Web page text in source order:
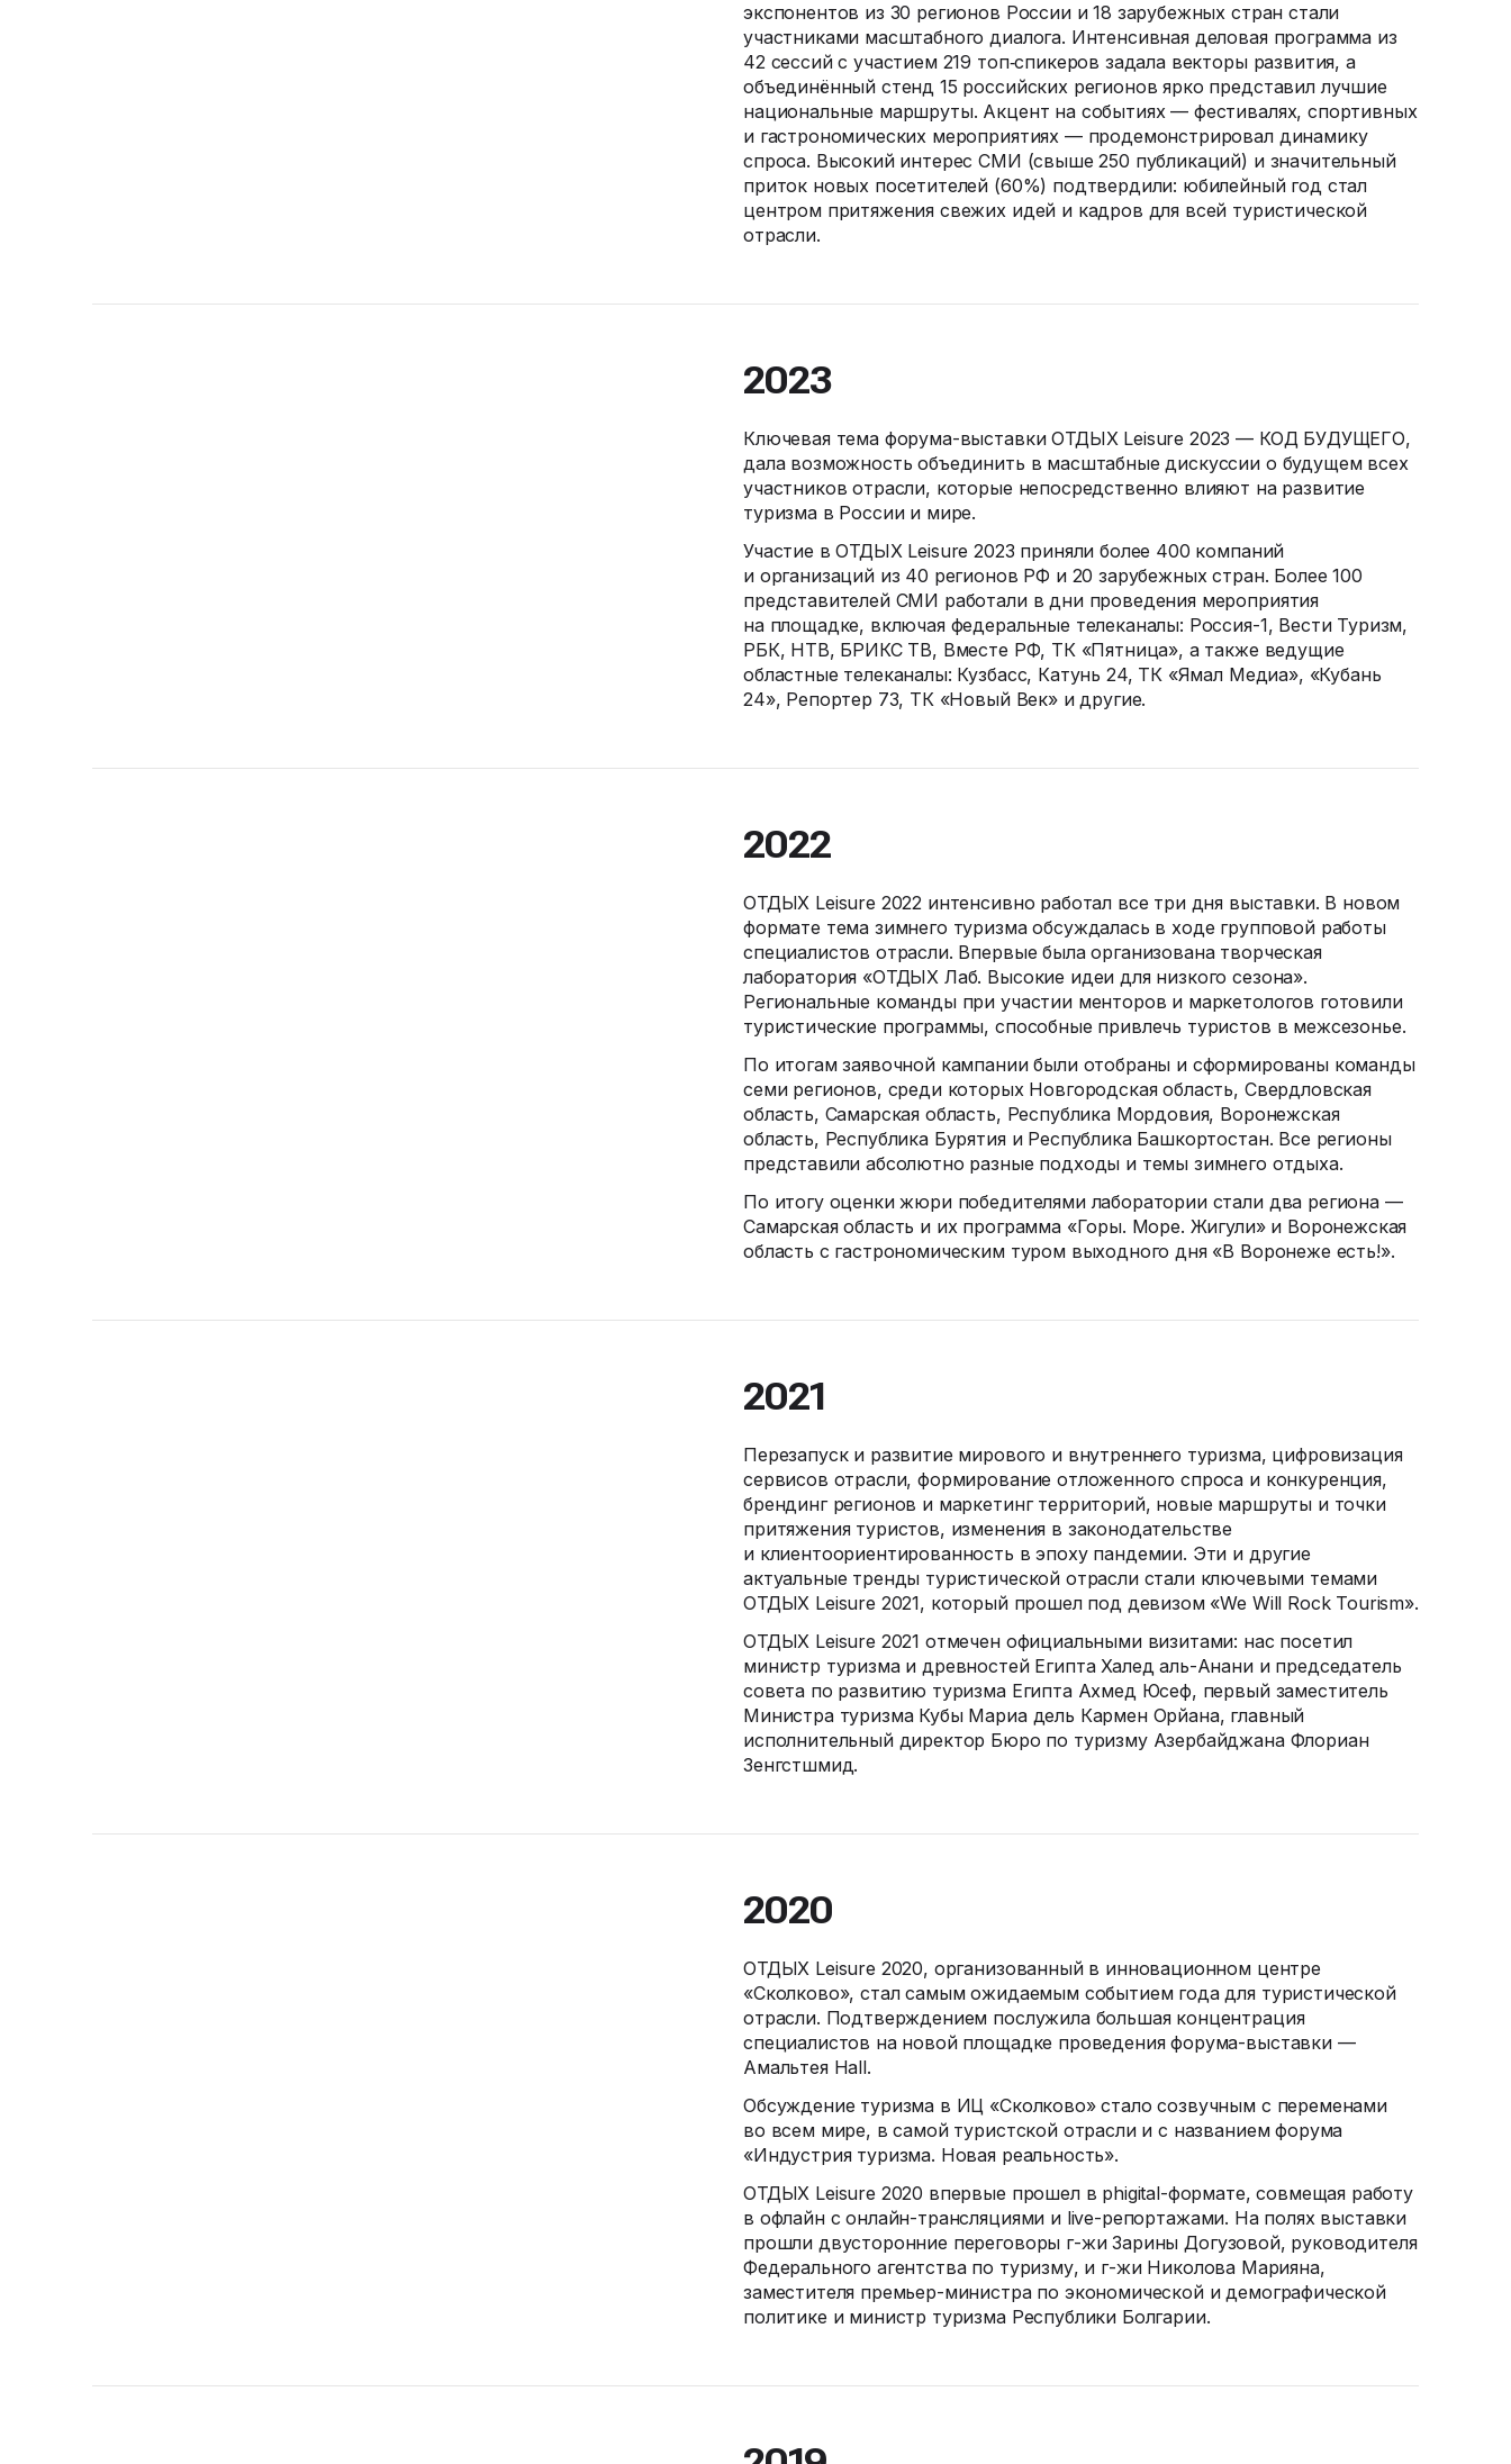
экспонентов из 30 регионов России и 18 зарубежных стран стали
участниками масштабного диалога. Интенсивная деловая программа из
42 сессий с участием 219 топ‑спикеров задала векторы развития, а
объединённый стенд 15 российских регионов ярко представил лучшие
национальные маршруты. Акцент на событиях — фестивалях, спортивных
и гастрономических мероприятиях — продемонстрировал динамику
спроса. Высокий интерес СМИ (свыше 250 публикаций) и значительный
приток новых посетителей (60%) подтвердили: юбилейный год стал
центром притяжения свежих идей и кадров для всей туристической
отрасли.
2023
Ключевая тема форума-выставкиОТДЫХ Leisure 2023 — КОД БУДУЩЕГО,
дала возможность объединить в масштабные дискуссии о будущем всех
участников отрасли, которые непосредственно влияют на развитие
туризма в России и мире.
Участие в ОТДЫХ Leisure 2023 приняли более 400 компаний
и организаций из 40 регионов РФ и 20 зарубежных стран. Более 100
представителей СМИ работали в дни проведения мероприятия
на площадке, включая федеральные телеканалы: Россия-1, Вести Туризм,
РБК, НТВ, БРИКС ТВ, Вместе РФ, ТК «Пятница», а также ведущие
областные телеканалы: Кузбасс, Катунь 24, ТК «Ямал Медиа», «Кубань
24», Репортер 73, ТК «Новый Век» и другие.
2022
ОТДЫХ Leisure 2022 интенсивно работал все три дня выставки. В новом
формате тема зимнего туризма обсуждалась в ходе групповой работы
специалистов отрасли. Впервые была организована творческая
лаборатория «ОТДЫХ Лаб. Высокие идеи для низкого сезона».
Региональные команды при участии менторов и маркетологов готовили
туристические программы, способные привлечь туристов в межсезонье.
По итогам заявочной кампании были отобраны и сформированы команды
семи регионов, среди которых Новгородская область, Свердловская
область, Самарская область, Республика Мордовия, Воронежская
область, Республика Бурятия и Республика Башкортостан. Все регионы
представили абсолютно разные подходы и темы зимнего отдыха.
По итогу оценки жюри победителями лаборатории стали два региона —
Самарская область и их программа «Горы. Море. Жигули» и Воронежская
область с гастрономическим туром выходного дня «В Воронеже есть!».
2021
Перезапуск и развитие мирового и внутреннего туризма, цифровизация
сервисов отрасли, формирование отложенного спроса и конкуренция,
брендинг регионов и маркетинг территорий, новые маршруты и точки
притяжения туристов, изменения в законодательстве
и клиентоориентированность в эпоху пандемии. Эти и другие
актуальные тренды туристической отрасли стали ключевыми темами
ОТДЫХ Leisure 2021, который прошел под девизом «We Will Rock Tourism».
ОТДЫХ Leisure 2021 отмечен официальными визитами: нас посетил
министр туризма и древностей Египта Халедаль-Анании председатель
совета по развитию туризма Египта Ахмед Юсеф, первый заместитель
Министра туризма Кубы Мариа дель Кармен Орйана, главный
исполнительный директор Бюро по туризму Азербайджана Флориан
Зенгстшмид.
2020
ОТДЫХ Leisure 2020, организованный в инновационном центре
«Сколково», стал самым ожидаемым событием года для туристической
отрасли. Подтверждением послужила большая концентрация
специалистов на новой площадке проведенияфорума-выставки—
Амальтея Hall.
Обсуждение туризма в ИЦ «Сколково» стало созвучным с переменами
во всем мире, в самой туристской отрасли и с названием форума
«Индустрия туризма. Новая реальность».
ОТДЫХ Leisure 2020 впервые прошел в phigital-формате, совмещая работу
в офлайн сонлайн-трансляциями и live-репортажами. На полях выставки
прошли двусторонние переговоры г-жиЗарины Догузовой, руководителя
Федерального агентства по туризму, и г-жиНиколова Марияна,
заместителя премьер-министрапо экономической и демографической
политике и министр туризма Республики Болгарии.